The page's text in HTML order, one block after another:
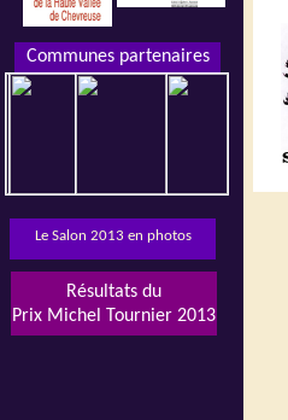
Communes partenaires
Résultats du
Prix Michel Tournier 2013
Le Salon 2013 en photos